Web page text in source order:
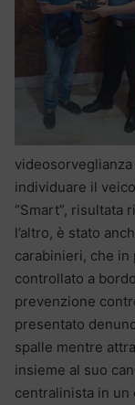
individuare il
“Smart”, risultata
l’altro, è stato
carabinieri, che in
controllato a
prevenzione
presentato
spalle mentre
insieme al suo
centralinista in un